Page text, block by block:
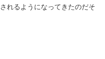
れるようになってきたのだそ